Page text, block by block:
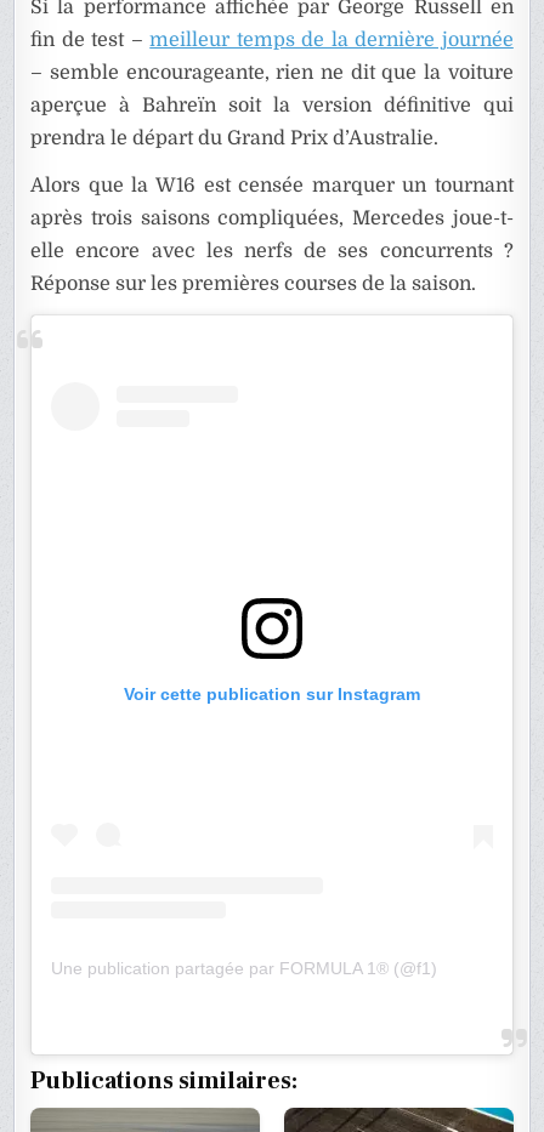
Si la performance affichée par George Russell en
fin de test –meilleur temps de la dernière journée
– semble encourageante, rien ne dit que la voiture
aperçue à Bahreïn soit la version définitive qui
prendra le départ du Grand Prix d’Australie.
Alors que la W16 est censée marquer un tournant
après trois saisons compliquées, Mercedes joue-t-
elle encore avec les nerfs de ses concurrents ?
Réponse sur les premières courses de la saison.
Voir cette publication sur Instagram
Une publication partagée par FORMULA 1® (@f1)
Publications similaires: